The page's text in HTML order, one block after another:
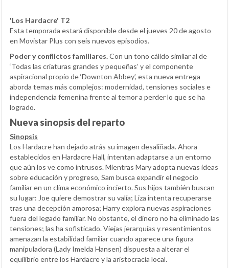
'Los Hardacre' T2
Esta temporada estará disponible desde el jueves 20 de agosto
en Movistar Plus con seis nuevos episodios.
Poder y conflictos familiares.Con un tono cálido similar al de
‘Todas las criaturas grandes y pequeñas’ y el componente
aspiracional propio de ‘Downton Abbey’, esta nueva entrega
aborda temas más complejos: modernidad, tensiones sociales e
independencia femenina frente al temor a perder lo que se ha
logrado.
Nueva sinopsis del reparto
Sinopsis
Los Hardacre han dejado atrás su imagen desaliñada. Ahora
establecidos en Hardacre Hall, intentan adaptarse a un entorno
que aún los ve como intrusos. Mientras Mary adopta nuevas ideas
sobre educación y progreso, Sam busca expandir el negocio
familiar en un clima económico incierto. Sus hijos también buscan
su lugar: Joe quiere demostrar su valía; Liza intenta recuperarse
tras una decepción amorosa; Harry explora nuevas aspiraciones
fuera del legado familiar. No obstante, el dinero no ha eliminado las
tensiones; las ha sofisticado. Viejas jerarquías y resentimientos
amenazan la estabilidad familiar cuando aparece una figura
manipuladora (Lady Imelda Hansen) dispuesta a alterar el
equilibrio entre los Hardacre y la aristocracia local.